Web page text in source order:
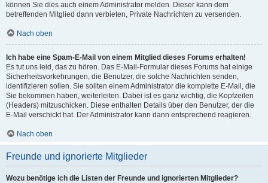
können Sie dies auch einem Administrator melden. Dieser kann dem
betreffenden Mitglied dann verbieten, Private Nachrichten zu versenden.
Nach oben
Ich habe eine Spam-E-Mail von einem Mitglied dieses Forums erhalten!
Es tut uns leid, das zu hören. Das E-Mail-Formular dieses Forums hat einige
Sicherheitsvorkehrungen, die Benutzer, die solche Nachrichten senden,
identifizieren sollen. Sie sollten einem Administrator die komplette E-Mail, die
Sie bekommen haben, weiterleiten. Dabei ist es ganz wichtig, die Kopfzeilen
(Headers) mitzuschicken. Diese enthalten Details über den Benutzer, der die
E-Mail verschickt hat. Der Administrator kann dann entsprechend reagieren.
Nach oben
Freunde und ignorierte Mitglieder
Wozu benötige ich die Listen der Freunde und ignorierten Mitglieder?